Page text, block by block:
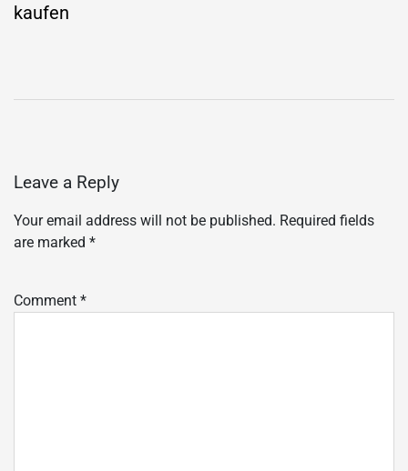
kaufen
Leave a Reply
Your email address will not be published. Required fields
are marked *
Comment *